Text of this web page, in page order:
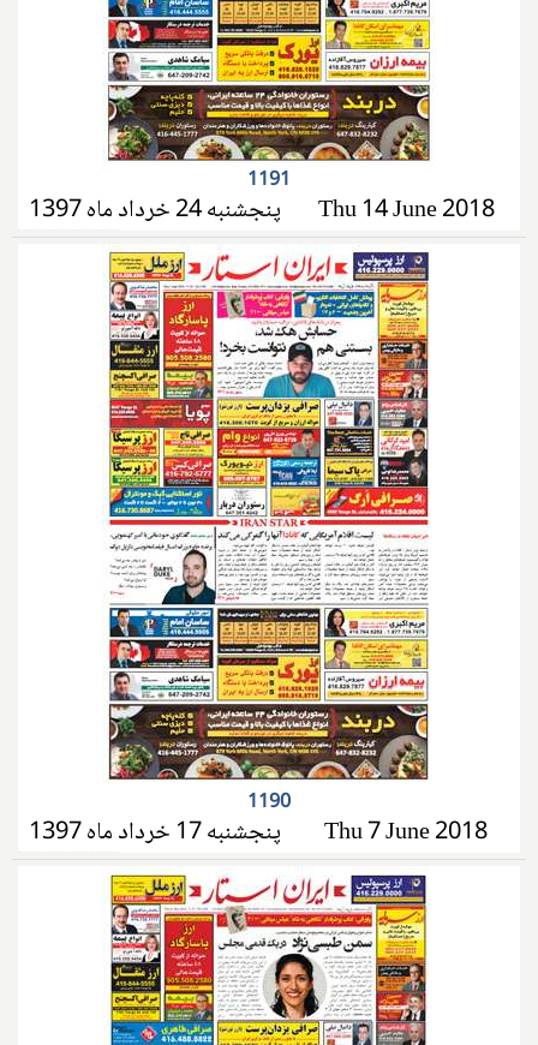
1191
پنجشنبه 24 خرداد ماه 1397 Thu 14 June 2018
1190
پنجشنبه 17 خرداد ماه 1397 Thu 7 June 2018